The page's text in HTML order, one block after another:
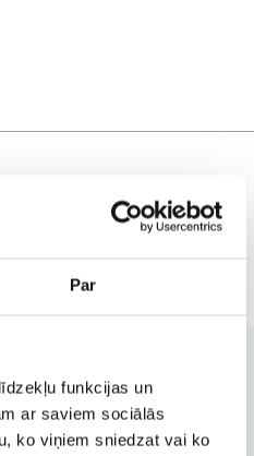
Par
funkcijas un
ar saviem sociālās
ko viņiem sniedzat vai ko